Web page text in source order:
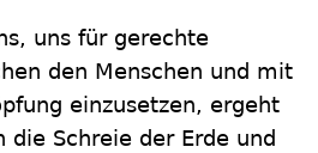
uns für gerechte
den Menschen und mit
einzusetzen, ergeht
die Schreie der Erde und